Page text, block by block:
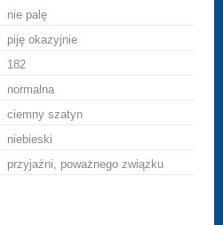
nie palę
piję okazyjnie
182
normalna
ciemny szatyn
niebieski
przyjaźni, poważnego związku